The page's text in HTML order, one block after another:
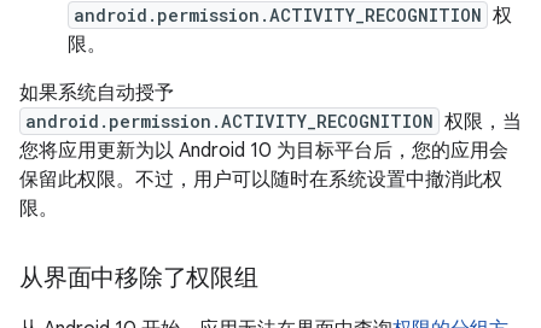
android.permission.ACTIVITY_RECOGNITION 权
限。
如果系统自动授予
android.permission.ACTIVITY_RECOGNITION 权限，当
您将应用更新为以 Android 10 为目标平台后，您的应用会
保留此权限。不过，用户可以随时在系统设置中撤消此权
限。
从界面中移除了权限组